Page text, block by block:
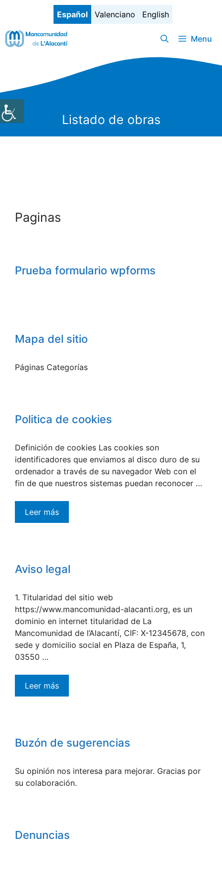
contenido
Español Valenciano English
Menu
Listado de obras
Paginas
Prueba formulario wpforms
Mapa del sitio
Páginas Categorías
Politica de cookies
Definición de cookies Las cookies son
identificadores que enviamos al disco duro de su
ordenador a través de su navegador Web con el
fin de que nuestros sistemas puedan reconocer …
Leer más
Aviso legal
1. Titularidad del sitio web
https://www.mancomunidad-alacanti.org, es un
dominio en internet titularidad de La
Mancomunidad de l’Alacantí, CIF: X-12345678, con
sede y domicilio social en Plaza de España, 1,
03550 …
Leer más
Buzón de sugerencias
Su opinión nos interesa para mejorar. Gracias por
su colaboración.
Denuncias